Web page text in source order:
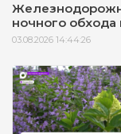
ночного
03.08.2026 14:44:26